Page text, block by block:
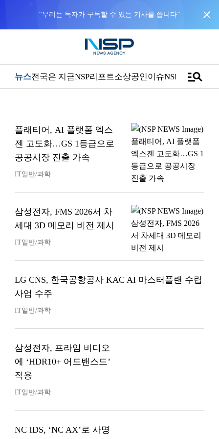
close
뉴스전국은 지금NSP리포트소상공인이슈NSPTVmanage_search
플래티어, AI 플랫폼 엑스
젠 고도화…GS 1등급으로
공공시장 진출 가속
IT일반/과학
삼성전자, FMS 2026서 차
세대 3D 메모리 비전 제시
IT일반/과학
LG CNS, 한국공항공사 KAC AI 마스터플랜 수립
사업 수주
IT일반/과학
삼성전자, 프라임 비디오
에 ‘HDR10+ 어드밴스드’
적용
IT일반/과학
NC IDS, ‘NC AX’로 사명